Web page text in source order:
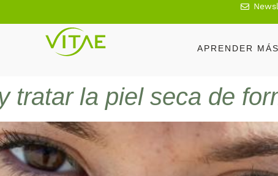
APRENDER MÁS
tratar la piel seca de